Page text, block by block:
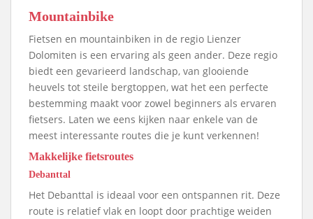
Mountainbike
Fietsen en mountainbiken in de regio Lienzer
Dolomiten is een ervaring als geen ander. Deze regio
biedt een gevarieerd landschap, van glooiende
heuvels tot steile bergtoppen, wat het een perfecte
bestemming maakt voor zowel beginners als ervaren
fietsers. Laten we eens kijken naar enkele van de
meest interessante routes die je kunt verkennen!
Makkelijke fietsroutes
Debanttal
Het Debanttal is ideaal voor een ontspannen rit. Deze
route is relatief vlak en loopt door prachtige weiden